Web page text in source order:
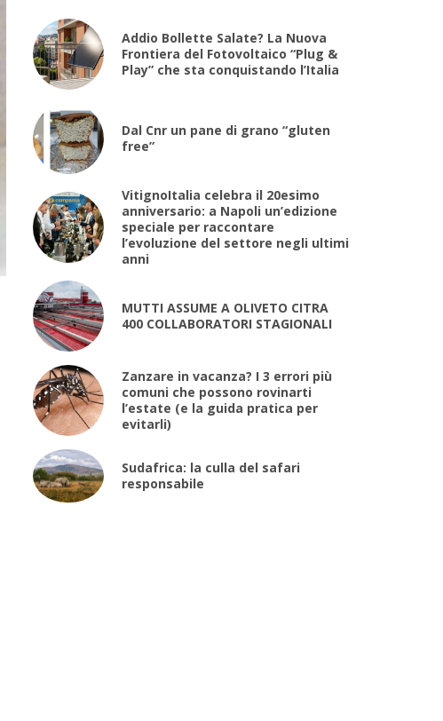
Addio Bollette Salate? La Nuova
Frontiera del Fotovoltaico “Plug &
Play” che sta conquistando l’Italia
Dal Cnr un pane di grano “gluten
free”
VitignoItalia celebra il 20esimo
anniversario: a Napoli un’edizione
speciale per raccontare
l’evoluzione del settore negli ultimi
anni
MUTTI ASSUME A OLIVETO CITRA
400 COLLABORATORI STAGIONALI
Zanzare in vacanza? I 3 errori più
comuni che possono rovinarti
l’estate (e la guida pratica per
evitarli)
Sudafrica: la culla del safari
responsabile